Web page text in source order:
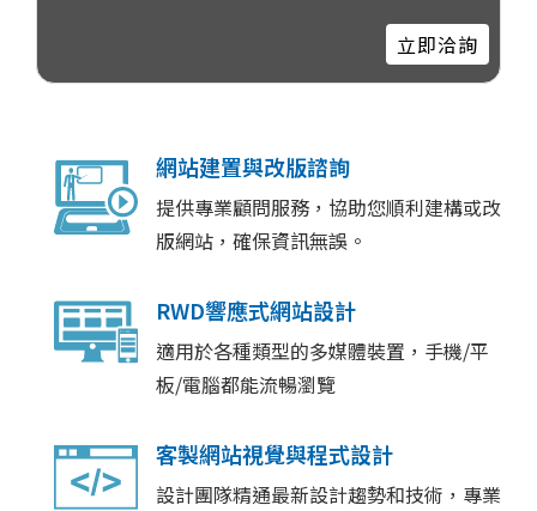
立即洽詢
網站建置與改版諮詢
提供專業顧問服務，協助您順利建構或改
版網站，確保資訊無誤。
RWD響應式網站設計
適用於各種類型的多媒體裝置，手機/平
板/電腦都能流暢瀏覽
客製網站視覺與程式設計
設計團隊精通最新設計趨勢和技術，專業